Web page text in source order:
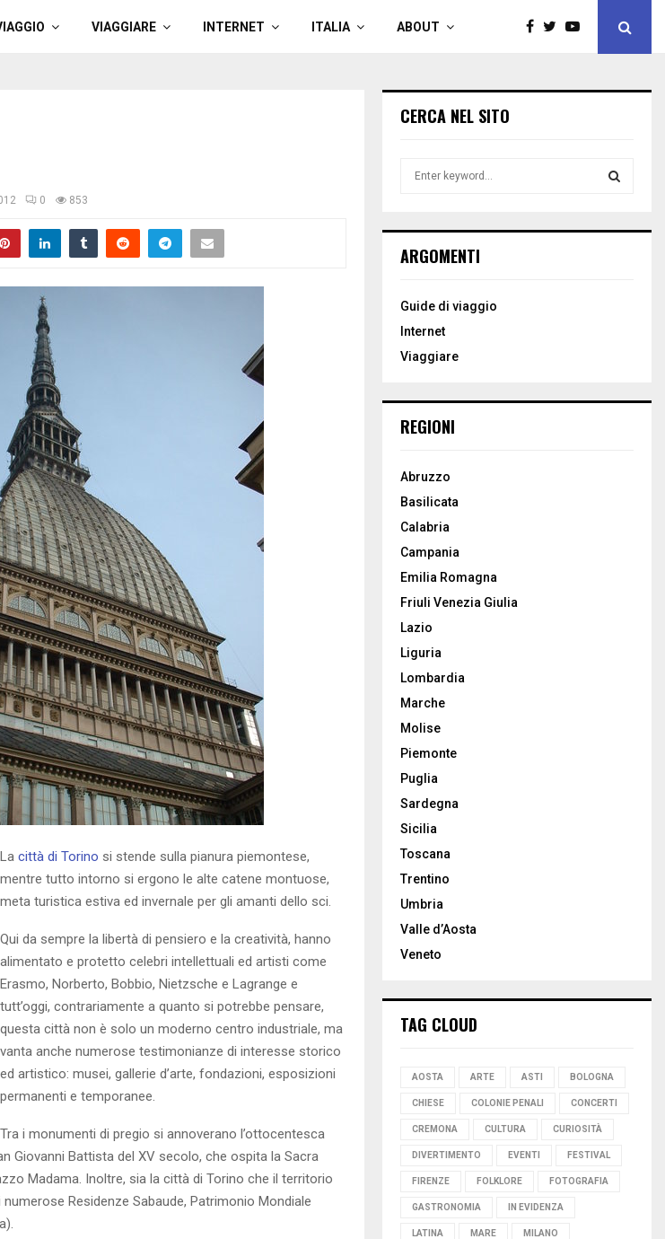
VIAGGIARE INTERNET ITALIA ABOUT
0 853
La città di Torino si stende sulla pianura piemontese,
mentre tutto intorno si ergono le alte catene montuose,
meta turistica estiva ed invernale per gli amanti dello sci.
Qui da sempre la libertà di pensiero e la creatività, hanno
alimentato e protetto celebri intellettuali ed artisti come
Erasmo, Norberto, Bobbio, Nietzsche e Lagrange e
tutt’oggi, contrariamente a quanto si potrebbe pensare,
questa città non è solo un moderno centro industriale, ma
vanta anche numerose testimonianze di interesse storico
ed artistico: musei, gallerie d’arte, fondazioni, esposizioni
permanenti e temporanee.
Tra i monumenti di pregio si annoverano l’ottocentesca
Giovanni Battista del XV secolo, che ospita la Sacra
Madama. Inoltre, sia la città di Torino che il territorio
Residenze Sabaude, Patrimonio Mondiale
CERCA NEL SITO
h
o
:
ARGOMENTI
Guide di viaggio
Internet
Viaggiare
REGIONI
Abruzzo
Basilicata
Calabria
Campania
Emilia Romagna
Friuli Venezia Giulia
Lazio
Liguria
Lombardia
Marche
Molise
Piemonte
Puglia
Sardegna
Sicilia
Toscana
Trentino
Umbria
Valle d’Aosta
Veneto
TAG CLOUD
AOSTA ARTE ASTI BOLOGNA
CHIESE COLONIE PENALI CONCERTI
CREMONA CULTURA CURIOSITÀ
DIVERTIMENTO EVENTI FESTIVAL
FIRENZE FOLKLORE FOTOGRAFIA
GASTRONOMIA IN EVIDENZA
LATINA MARE MILANO